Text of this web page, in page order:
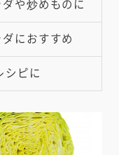
や炒めものに
におすすめ
シピに